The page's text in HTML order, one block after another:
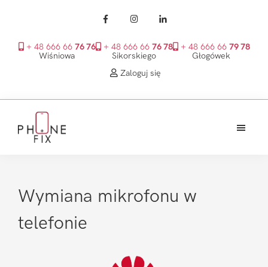
+ 48 666 66 76 76
Wiśniowa
+ 48 666 66 76 78
Sikorskiego
+ 48 666 66 79 78
Głogówek
Zaloguj się
głównego
Wymiana mikrofonu w
telefonie